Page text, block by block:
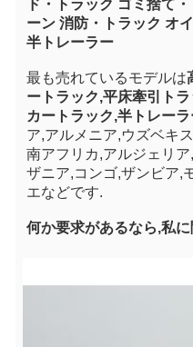
ド・トラック ゴミ捨て
ーン 消防・トラック オ
半トレーラー
最も売れているモデルは
ートラック,平床牽引ト
カートラック,半トレーラ
ア,アルメニア,ウズベキ
南アフリカ,アルジェリ
ザニア,コンゴ,ザンビア,
エなどです.
何か要求があるなら,私